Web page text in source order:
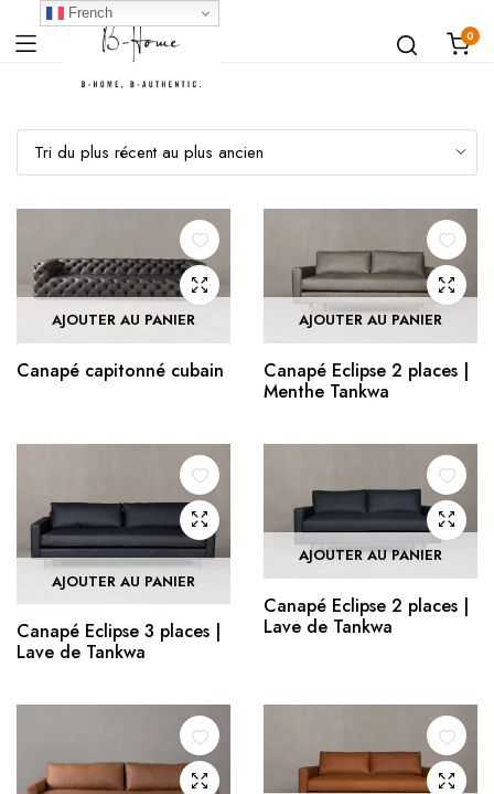
0
AJOUTER AU PANIER
Canapé capitonné cubain
AJOUTER AU PANIER
Canapé Eclipse 2 places |
Menthe Tankwa
AJOUTER AU PANIER
Canapé Eclipse 3 places |
Lave de Tankwa
AJOUTER AU PANIER
Canapé Eclipse 2 places |
Lave de Tankwa
French